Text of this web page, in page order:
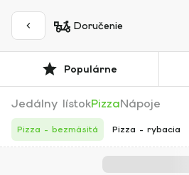
Doručenie
Populárne
Jedálny lístokPizzaNápoje
Pizza - bezmäsitá Pizza - rybacia